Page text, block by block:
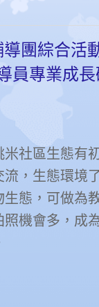
導團綜合活
員專業成
社區生態有
，生態環境
態，可做為
機會多，成